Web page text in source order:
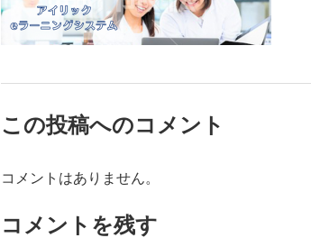
この投稿へのコメント
コメントはありません。
コメントを残す